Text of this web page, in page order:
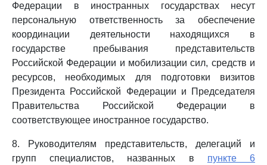
Федерации в иностранных государствах несут
персональную ответственность за обеспечение
координации деятельности находящихся в
государстве пребывания представительств
Российской Федерации и мобилизации сил, средств и
ресурсов, необходимых для подготовки визитов
Президента Российской Федерации и Председателя
Правительства Российской Федерации в
соответствующее иностранное государство.
8. Руководителям представительств, делегаций и
групп специалистов, названных в пункте 6